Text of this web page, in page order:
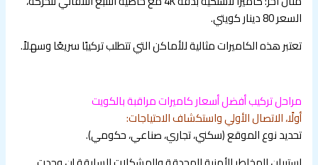
السعر 80 دينار كويتي.
تعتبر هذه الكاميرات مثالية للأماكن التي تتطلب تركيبًا سريعًا وسهلاً.
مراحل تركيب أفضل أسعار كاميرات مراقبة بالكويت
أولًا، الاتصال الأولي واستكشاف الاحتياجات:
تحديد نوع الموقع (سكني، تجاري، صناعي، حكومي).